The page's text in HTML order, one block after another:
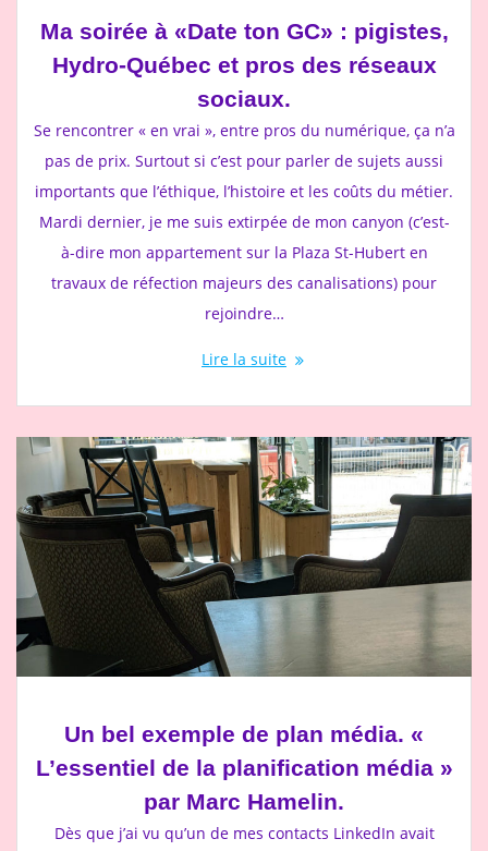
Ma soirée à «Date ton GC» : pigistes,
Hydro-Québec et pros des réseaux
sociaux.
Se rencontrer « en vrai », entre pros du numérique, ça n’a
pas de prix. Surtout si c’est pour parler de sujets aussi
importants que l’éthique, l’histoire et les coûts du métier.
Mardi dernier, je me suis extirpée de mon canyon (c’est-
à-dire mon appartement sur la Plaza St-Hubert en
travaux de réfection majeurs des canalisations) pour
rejoindre…
Lire la suite
Un bel exemple de plan média. «
L’essentiel de la planification média »
par Marc Hamelin.
Dès que j’ai vu qu’un de mes contacts LinkedIn avait